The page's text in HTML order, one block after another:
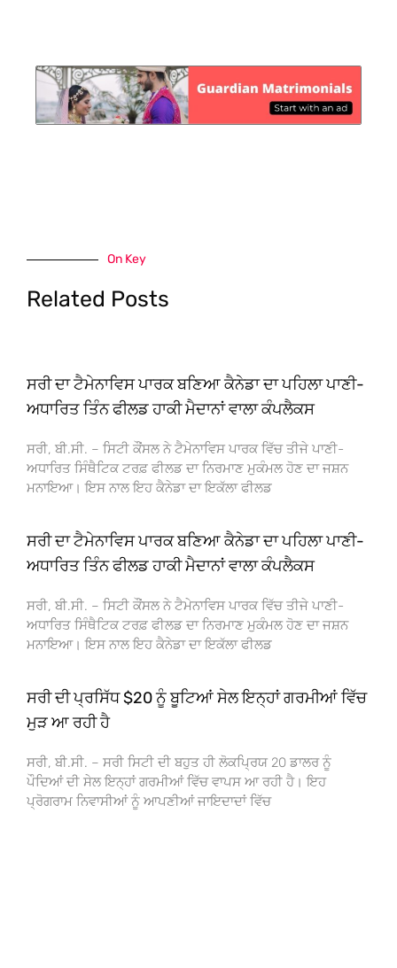
On Key
Related Posts
ਸਰੀ ਦਾ ਟੈਮੇਨਾਵਿਸ ਪਾਰਕ ਬਣਿਆ ਕੈਨੇਡਾ ਦਾ ਪਹਿਲਾ ਪਾਣੀ-
ਅਧਾਰਿਤ ਤਿੰਨ ਫੀਲਡ ਹਾਕੀ ਮੈਦਾਨਾਂ ਵਾਲਾ ਕੰਪਲੈਕਸ
ਸਰੀ, ਬੀ.ਸੀ. – ਸਿਟੀ ਕੌਂਸਲ ਨੇ ਟੈਮੇਨਾਵਿਸ ਪਾਰਕ ਵਿੱਚ ਤੀਜੇ ਪਾਣੀ-
ਅਧਾਰਿਤ ਸਿੰਥੈਟਿਕ ਟਰਫ਼ ਫੀਲਡ ਦਾ ਨਿਰਮਾਣ ਮੁਕੰਮਲ ਹੋਣ ਦਾ ਜਸ਼ਨ
ਮਨਾਇਆ। ਇਸ ਨਾਲ ਇਹ ਕੈਨੇਡਾ ਦਾ ਇਕੱਲਾ ਫੀਲਡ
ਸਰੀ ਦਾ ਟੈਮੇਨਾਵਿਸ ਪਾਰਕ ਬਣਿਆ ਕੈਨੇਡਾ ਦਾ ਪਹਿਲਾ ਪਾਣੀ-
ਅਧਾਰਿਤ ਤਿੰਨ ਫੀਲਡ ਹਾਕੀ ਮੈਦਾਨਾਂ ਵਾਲਾ ਕੰਪਲੈਕਸ
ਸਰੀ, ਬੀ.ਸੀ. – ਸਿਟੀ ਕੌਂਸਲ ਨੇ ਟੈਮੇਨਾਵਿਸ ਪਾਰਕ ਵਿੱਚ ਤੀਜੇ ਪਾਣੀ-
ਅਧਾਰਿਤ ਸਿੰਥੈਟਿਕ ਟਰਫ਼ ਫੀਲਡ ਦਾ ਨਿਰਮਾਣ ਮੁਕੰਮਲ ਹੋਣ ਦਾ ਜਸ਼ਨ
ਮਨਾਇਆ। ਇਸ ਨਾਲ ਇਹ ਕੈਨੇਡਾ ਦਾ ਇਕੱਲਾ ਫੀਲਡ
ਸਰੀ ਦੀ ਪ੍ਰਸਿੱਧ $20 ਨੂੰ ਬੂਟਿਆਂ ਸੇਲ ਇਨ੍ਹਾਂ ਗਰਮੀਆਂ ਵਿੱਚ
ਮੁੜ ਆ ਰਹੀ ਹੈ
ਸਰੀ, ਬੀ.ਸੀ. – ਸਰੀ ਸਿਟੀ ਦੀ ਬਹੁਤ ਹੀ ਲੋਕਪ੍ਰਿਯ 20 ਡਾਲਰ ਨੂੰ
ਪੌਦਿਆਂ ਦੀ ਸੇਲ ਇਨ੍ਹਾਂ ਗਰਮੀਆਂ ਵਿੱਚ ਵਾਪਸ ਆ ਰਹੀ ਹੈ। ਇਹ
ਪ੍ਰੋਗਰਾਮ ਨਿਵਾਸੀਆਂ ਨੂੰ ਆਪਣੀਆਂ ਜਾਇਦਾਦਾਂ ਵਿੱਚ